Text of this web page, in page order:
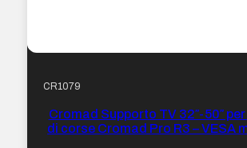
CR1079
Cromad Supporto TV 32″-50″
di corse Cromad Pro R3 – VESA